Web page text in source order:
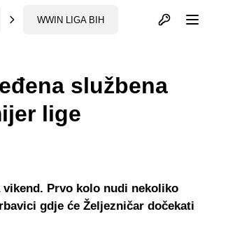
WWIN LIGA BIH Otvori profil
službena
lige
Prvo kolo nudi nekoliko
gdje će Željezničar dočekati